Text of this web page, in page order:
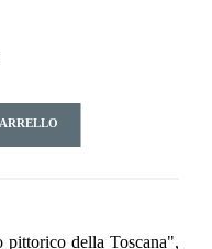
della Toscana",